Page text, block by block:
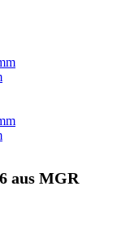
aus MGR